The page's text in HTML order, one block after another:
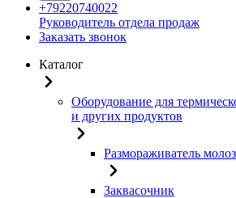
+79220740022
Руководитель отдела продаж
Заказать звонок
Каталог
Оборудование для
и других продуктов
Размораживатель
Заквасочник